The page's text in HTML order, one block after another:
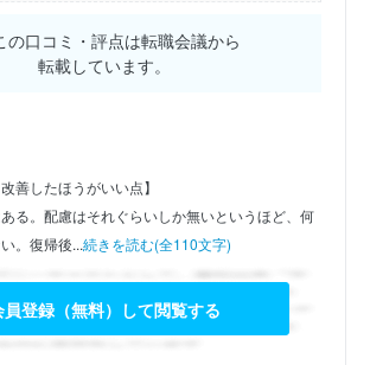
口コミ・評点は転職会議から
転載しています。
善したほうがいい点】
る。配慮はそれぐらいしか無いというほど、何
。復帰後...続きを読む(全110文字)
員登録（無料）して閲覧する